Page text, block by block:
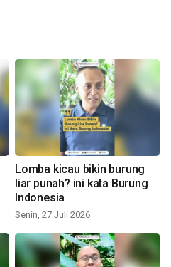
Lomba kicau bikin burung
liar punah? ini kata Burung
Indonesia
Senin, 27 Juli 2026